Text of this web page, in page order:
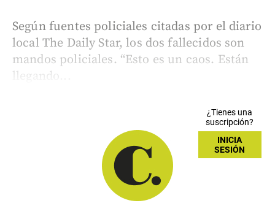
Según fuentes policiales citadas por el diario
local The Daily Star, los dos fallecidos son
mandos policiales. “Esto es un caos. Están
llegando...
¿Tienes una
suscripción?
INICIA
SESIÓN